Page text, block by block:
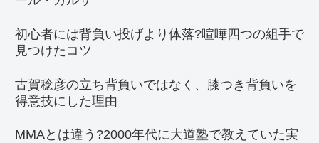
初心者には背負い投げより体落?喧嘩四つの組手で
見つけたコツ
古賀稔彦の立ち背負いではなく、膝つき背負いを
得意技にした理由
MMAとは違う?2000年代に大道塾で教えていた実